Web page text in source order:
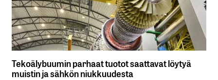
Tekoälybuumin parhaat tuotot saattavat löytyä
muistin ja sähkön niukkuudesta